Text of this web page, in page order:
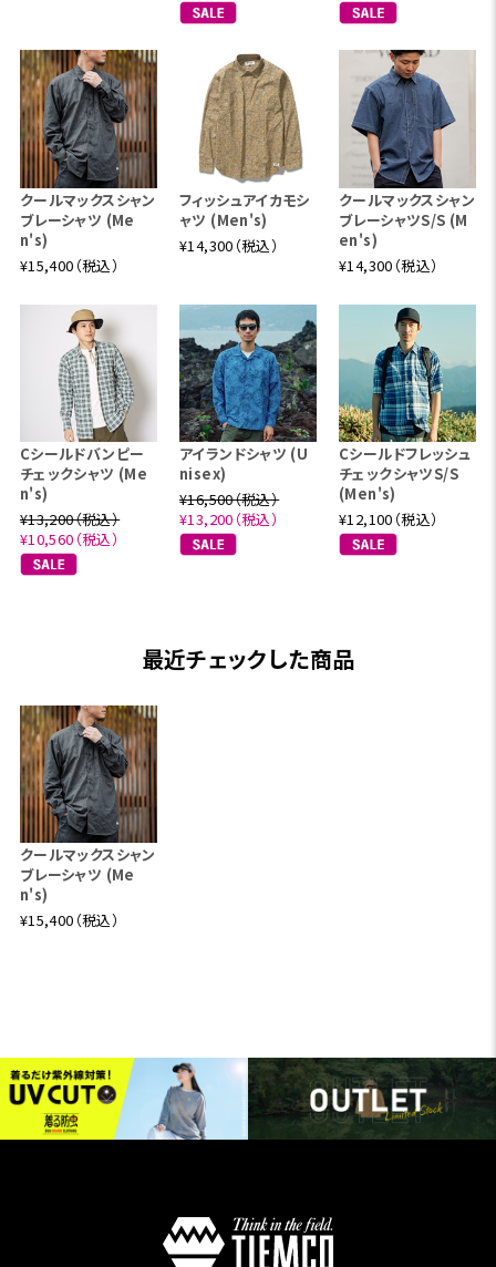
クールマックスシャン
ブレーシャツ (Me
n's)
¥15,400（税込）
フィッシュアイカモシ
ャツ (Men's)
¥14,300（税込）
クールマックスシャン
ブレーシャツS/S (M
en's)
¥14,300（税込）
Cシールドバンピー
チェックシャツ (Me
n's)
¥13,200（税込）
¥10,560（税込）
アイランドシャツ (U
nisex)
¥16,500（税込）
¥13,200（税込）
Cシールドフレッシュ
チェックシャツS/S
(Men's)
¥12,100（税込）
最近チェックした商品
クールマックスシャン
ブレーシャツ (Me
n's)
¥15,400（税込）